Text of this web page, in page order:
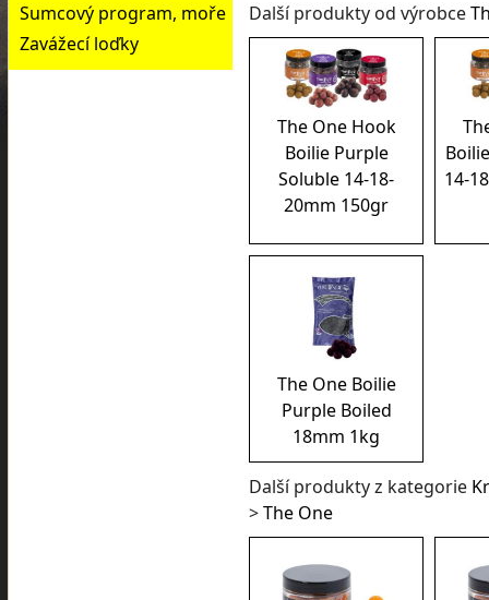
Sumcový program, moře
Zavážecí loďky
Další produkty od výrobce
The One Hook
Boilie Purple
Soluble 14-18-
20mm 150gr
14-
The One Boilie
Purple Boiled
18mm 1kg
Další produkty z kategorie
>The One